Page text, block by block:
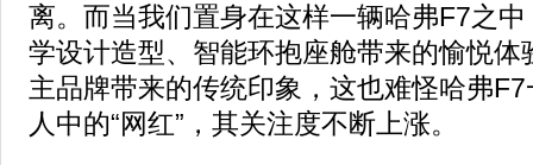
离。而当我们置身在这样一辆哈弗F7之
学设计造型、智能环抱座舱带来的愉悦体
主品牌带来的传统印象，这也难怪哈弗
人中的“网红”，其关注度不断上涨。